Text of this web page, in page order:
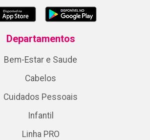
Departamentos
Bem-Estar e Saude
Cabelos
Cuidados Pessoais
Infantil
Linha PRO